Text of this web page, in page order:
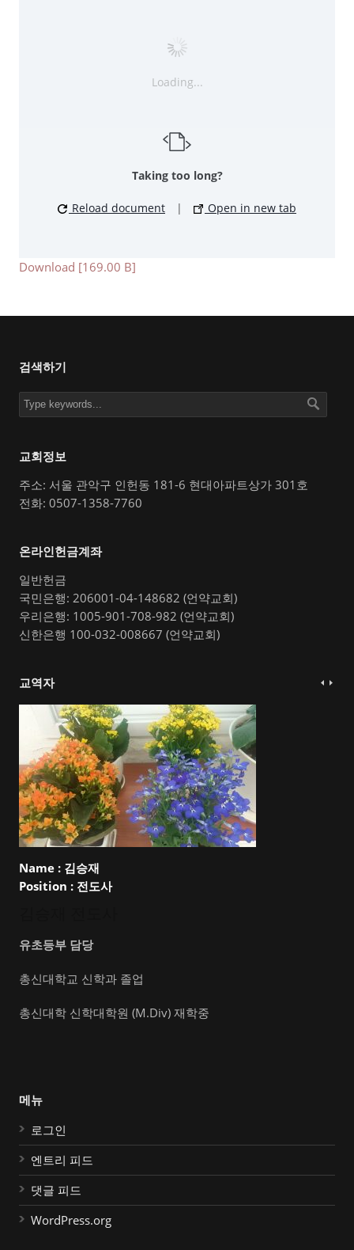
Loading...
Taking too long?
Reload document | Open in new tab
Download [169.00 B]
검색하기
교회정보
주소: 서울 관악구 인헌동 181-6 현대아파트상가 301호
전화: 0507-1358-7760
온라인헌금계좌
일반헌금
국민은행: 206001-04-148682 (언약교회)
우리은행: 1005-901-708-982 (언약교회)
신한은행 100-032-008667 (언약교회)
교역자
Name : 김승재
Position : 전도사
유초등부 담당
총신대학교 신학과 졸업
총신대학 신학대학원 (M.Div) 재학중
메뉴
로그인
엔트리 피드
댓글 피드
WordPress.org